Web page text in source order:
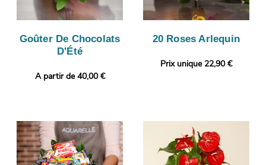
Goûter De Chocolats
D'Été
A partir de 40,00 €
20 Roses Arlequin
Prix unique 22,90 €